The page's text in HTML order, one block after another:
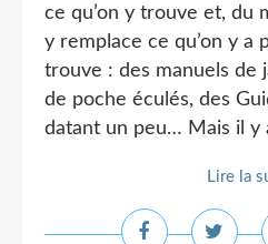
ce qu’on y trouve et, du
y remplace ce qu’on y a
trouve : des manuels de
de poche éculés, des
datant un peu… Mais il y
Lire la